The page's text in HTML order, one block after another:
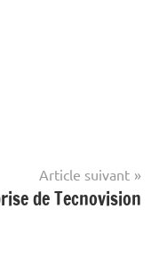
Article suivant
de Tecnovision